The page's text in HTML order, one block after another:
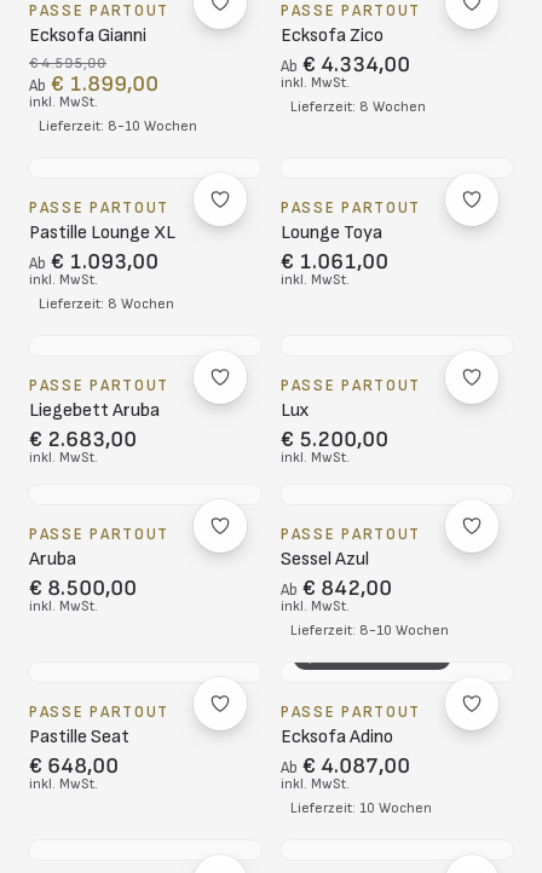
PASSE PARTOUT
Ecksofa Gianni
€ 4.595,00
Ab € 1.899,00
inkl. MwSt.
Lieferzeit: 8-10 Wochen
PASSE PARTOUT
Ecksofa Zico
Ab € 4.334,00
inkl. MwSt.
Lieferzeit: 8 Wochen
PASSE PARTOUT
Pastille Lounge XL
Ab € 1.093,00
inkl. MwSt.
Lieferzeit: 8 Wochen
PASSE PARTOUT
Lounge Toya
€ 1.061,00
inkl. MwSt.
PASSE PARTOUT
Liegebett Aruba
€ 2.683,00
inkl. MwSt.
PASSE PARTOUT
Lux
€ 5.200,00
inkl. MwSt.
PASSE PARTOUT
Aruba
€ 8.500,00
inkl. MwSt.
PASSE PARTOUT
Sessel Azul
Ab € 842,00
inkl. MwSt.
Lieferzeit: 8-10 Wochen
PASSE PARTOUT
Pastille Seat
€ 648,00
inkl. MwSt.
PASSE PARTOUT
Ecksofa Adino
Ab € 4.087,00
inkl. MwSt.
Lieferzeit: 10 Wochen